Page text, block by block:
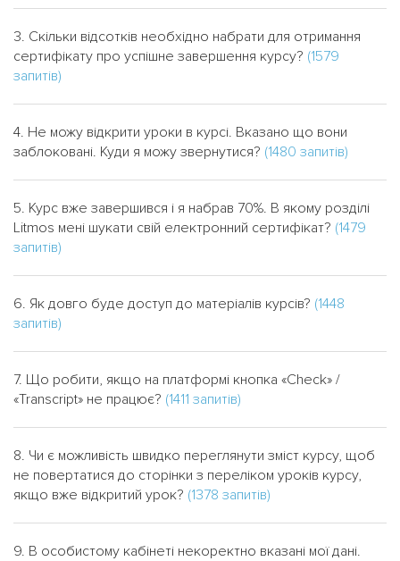
3. Скільки відсотків необхідно набрати для отримання
сертифікату про успішне завершення курсу? (1579
запитів)
4. Не можу відкрити уроки в курсі. Вказано що вони
заблоковані. Куди я можу звернутися? (1480 запитів)
5. Курс вже завершився і я набрав 70%. В якому розділі
Litmos мені шукати свій електронний сертифікат? (1479
запитів)
6. Як довго буде доступ до матеріалів курсів? (1448
запитів)
7. Що робити, якщо на платформі кнопка «Check» /
«Transcript» не працює? (1411 запитів)
8. Чи є можливість швидко переглянути зміст курсу, щоб
не повертатися до сторінки з переліком уроків курсу,
якщо вже відкритий урок? (1378 запитів)
9. В особистому кабінеті некоректно вказані мої дані.